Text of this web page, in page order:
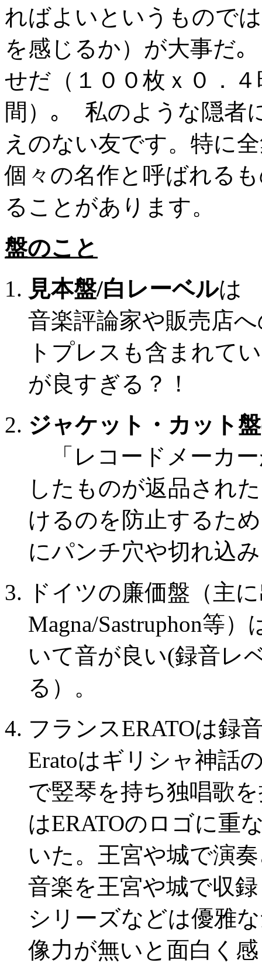
ればよいというもので
を感じるか）が大事だ
せだ（１００枚ｘ０．
間）｡ 私のような隠者
えのない友です。特に
個々の名作と呼ばれる
ることがあります。
盤のこと
見本盤/白レーベルは
音楽評論家や販売店
トプレスも含まれて
が良すぎる？！
ジャケット・カット
「レコードメーカ
したものが返品され
けるのを防止するた
にパンチ穴や切れ込
ドイツの廉価盤（主
Magna/Sastruphon等
いて音が良い(録音レ
る）。
フランスERATOは録
Eratoはギリシャ神話
で竪琴を持ち独唱歌
はERATOのロゴに重
いた。王宮や城で演
音楽を王宮や城で収
シリーズなどは優雅
像力が無いと面白く